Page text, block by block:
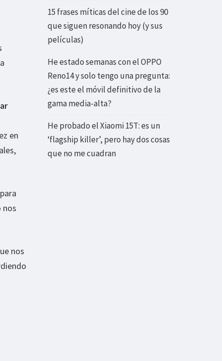
en
nos
15 frases míticas del cine de los 90
que siguen resonando hoy (y sus
películas)
He estado semanas con el OPPO
Reno14 y solo tengo una pregunta:
¿es este el móvil definitivo de la
gama media-alta?
He probado el Xiaomi 15T: es un
‘flagship killer’, pero hay dos cosas
que no me cuadran